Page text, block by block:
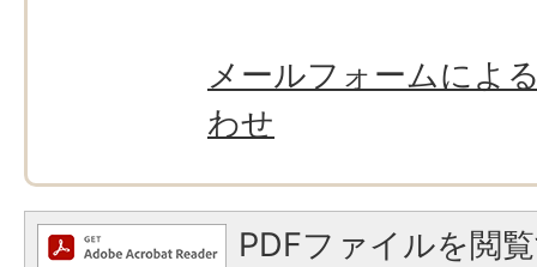
メールフォームによ
わせ
PDFファイルを閲